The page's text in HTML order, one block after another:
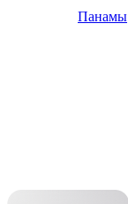
Панамы